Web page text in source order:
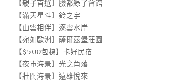
【親子首選】臉都綠了會館
【滿天星斗】鈴之宇
【山雲相伴】逐雲水岸
【宛如歐洲】薩爾茲堡莊園
【$500包棟】卡好民宿
【夜市海景】光之角落
【壯闊海景】遠雄悅來